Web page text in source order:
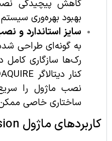
کاهش پیچیدگی
بهبود بهره‌وری
سایز استاندارد و
به گونه‌ای طراحی
رک‌ها سازگاری کامل
نصب ماژول را
ساختاری خاصی
کاربردهای ماژول Expansion